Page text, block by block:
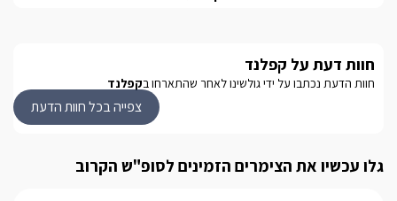
ניתנים להשכרה יחדיו ומאפשרים לזוגות ומשפחות לבלות את זמנן
בחופשה רומנטית אקסקלוסיבית יוצאת מן הכלל.
האירוח בקפלנד
חוות דעת על קפלנד
חוות הדעת נכתבו על ידי גולשינו לאחר שהתארחו בקפלנד
צפייה בכל חוות הדעת
גלו עכשיו את הצימרים הזמינים לסופ"ש הקרוב